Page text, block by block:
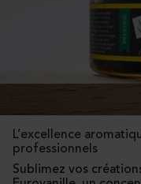
L’excellence
professionnels
Sublimez vos